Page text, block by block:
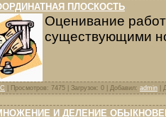
ПЛОСКОСТЬ
Оценивание работ
существующими
| Просмотров: 7475 | Загрузок: 0 | Добавил: admin |
И ДЕЛЕНИЕ